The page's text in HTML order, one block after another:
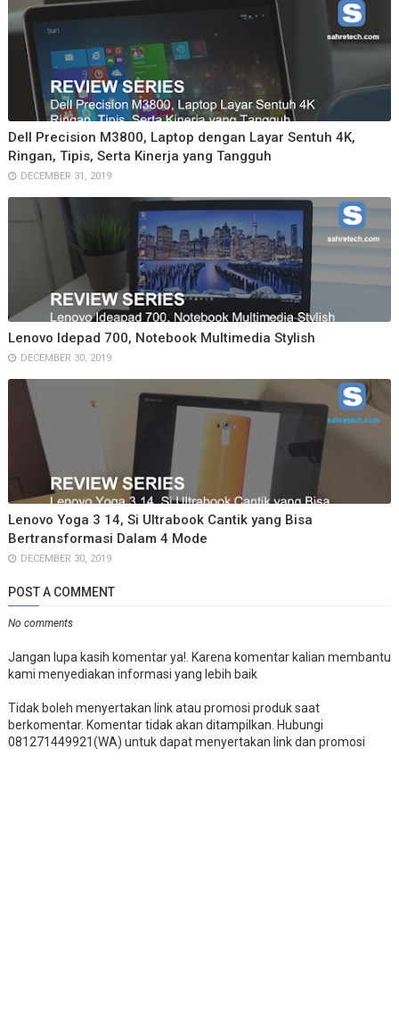
Dell Precision M3800, Laptop dengan Layar Sentuh 4K,
Ringan, Tipis, Serta Kinerja yang Tangguh
DECEMBER 31, 2019
Lenovo Idepad 700, Notebook Multimedia Stylish
DECEMBER 30, 2019
Lenovo Yoga 3 14, Si Ultrabook Cantik yang Bisa
Bertransformasi Dalam 4 Mode
DECEMBER 30, 2019
POST A COMMENT
No comments
Jangan lupa kasih komentar ya!. Karena komentar kalian membantu
kami menyediakan informasi yang lebih baik
Tidak boleh menyertakan link atau promosi produk saat
berkomentar. Komentar tidak akan ditampilkan. Hubungi
081271449921(WA) untuk dapat menyertakan link dan promosi